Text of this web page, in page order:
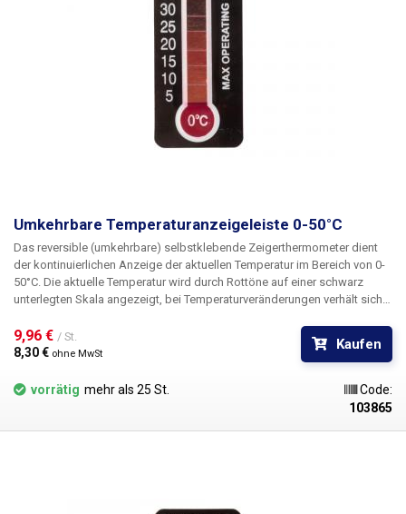
Umkehrbare Temperaturanzeigeleiste 0-50°C
Das reversible (umkehrbare) selbstklebende Zeigerthermometer dient
der kontinuierlichen Anzeige der aktuellen Temperatur im Bereich von 0-
50°C. Die aktuelle Temperatur wird durch Rottöne auf einer schwarz
unterlegten Skala angezeigt, bei Temperaturveränderungen verhält sich
Skala ist in zehn Teile unterteilt, ein Teil = 5°C. Die Genauigkeit des
Thermometers beträgt ±1°C. Es handelt sich nicht um einen einfachen
Thermometer mit langer Lebensdauer. Das Thermometer benötigt keine
Stromzufuhr und zeichnet sich durch eine kurze Reaktionszeit bei
üblicherweise zur Kontrolle der aktuellen Temperatur im Transport
9,96 € / St.
8,30 € ohne MwSt
Kaufen
vorrätig mehr als 25 St.
Code:
103865